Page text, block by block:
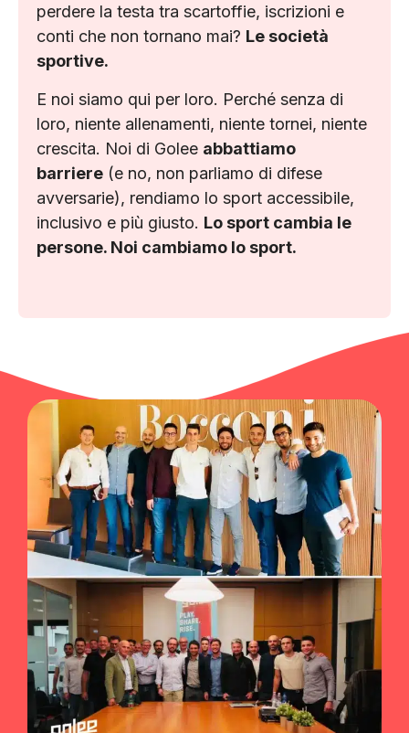
perdere la testa tra scartoffie, iscrizioni e
conti che non tornano mai? Le società
sportive.
E noi siamo qui per loro. Perché senza di
loro, niente allenamenti, niente tornei, niente
crescita. Noi di Golee abbattiamo
barriere (e no, non parliamo di difese
avversarie), rendiamo lo sport accessibile,
inclusivo e più giusto. Lo sport cambia le
persone. Noi cambiamo lo sport.